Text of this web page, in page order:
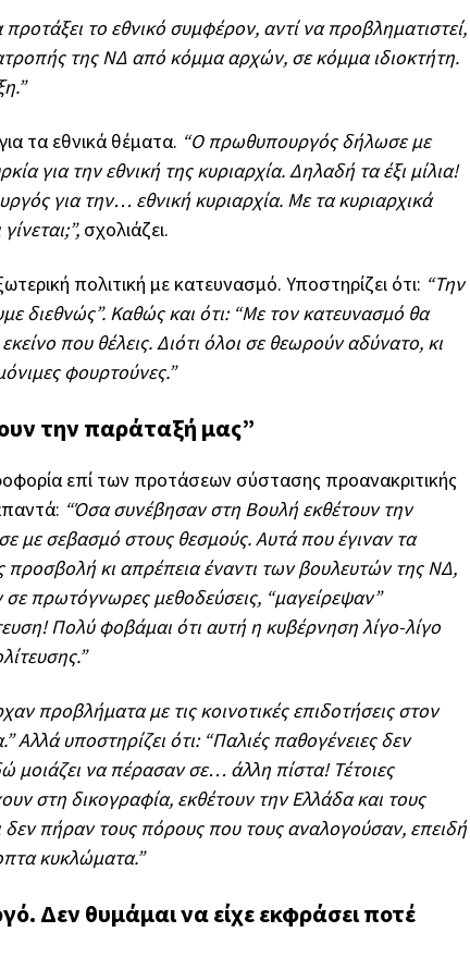
το εθνικό συμφέρον, αντί να προβληματιστεί,
της ΝΔ από κόμμα αρχών, σε κόμμα ιδιοκτήτη.
τα εθνικά θέματα. “Ο πρωθυπουργός δήλωσε με
για την εθνική της κυριαρχία. Δηλαδή τα έξι μίλια!
για την… εθνική κυριαρχία. Με τα κυριαρχικά
σχολιάζει.
πολιτική με κατευνασμό. Υποστηρίζει ότι: “Την
διεθνώς”. Καθώς και ότι: “Με τον κατευνασμό θα
που θέλεις. Διότι όλοι σε θεωρούν αδύνατο, κι
φουρτούνες.”
την παράταξή μας”
επί των προτάσεων σύστασης προανακριτικής
“Όσα συνέβησαν στη Βουλή εκθέτουν την
με σεβασμό στους θεσμούς. Αυτά που έγιναν τα
κι απρέπεια έναντι των βουλευτών της ΝΔ,
πρωτόγνωρες μεθοδεύσεις, “μαγείρεψαν”
Πολύ φοβάμαι ότι αυτή η κυβέρνηση λίγο-λίγο
προβλήματα με τις κοινοτικές επιδοτήσεις στον
υποστηρίζει ότι: “Παλιές παθογένειες δεν
να πέρασαν σε… άλλη πίστα! Τέτοιες
στη δικογραφία, εκθέτουν την Ελλάδα και τους
δεν πήραν τους πόρους που τους αναλογούσαν, επειδή
κυκλώματα.”
Δεν θυμάμαι να είχε εκφράσει ποτέ